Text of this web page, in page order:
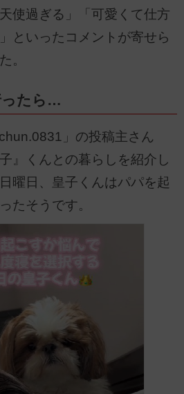
使過ぎる」「可愛くて仕方
といったコメントが寄せら
。
ったら…
」の投稿主さん
』くんとの暮らしを紹介し
曜日、皇子くんはパパを起
たそうです。